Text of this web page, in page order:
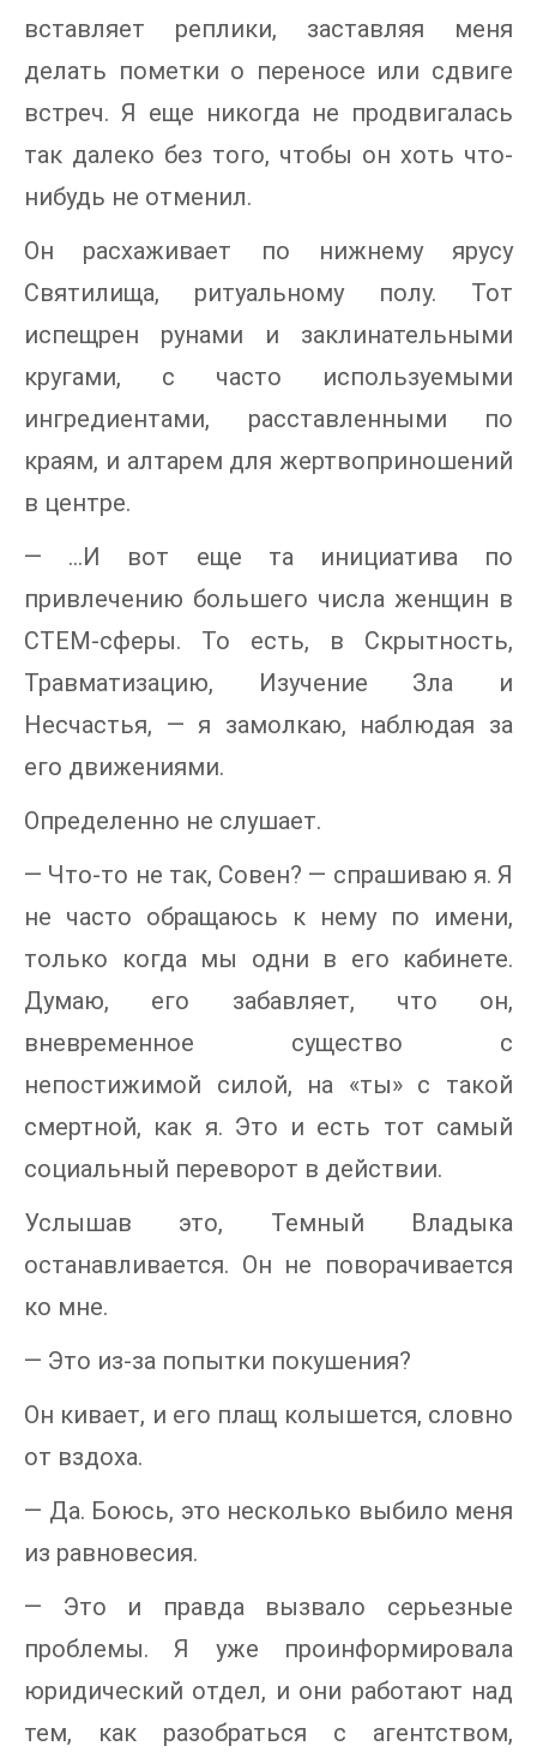
вставляет реплики, заставляя меня
делать пометки о переносе или сдвиге
встреч. Я еще никогда не продвигалась
так далеко без того, чтобы он хоть что-
нибудь не отменил.
Он расхаживает по нижнему ярусу
Святилища, ритуальному полу. Тот
испещрен рунами и заклинательными
кругами, с часто используемыми
ингредиентами, расставленными по
краям, и алтарем для жертвоприношений
в центре.
— …И вот еще та инициатива по
привлечению большего числа женщин в
СТЕМ-сферы. То есть, в Скрытность,
Травматизацию, Изучение Зла и
Несчастья, — я замолкаю, наблюдая за
его движениями.
Определенно не слушает.
— Что-то не так, Совен? — спрашиваю я. Я
не часто обращаюсь к нему по имени,
только когда мы одни в его кабинете.
Думаю, его забавляет, что он,
вневременное существо с
непостижимой силой, на «ты» с такой
смертной, как я. Это и есть тот самый
социальный переворот в действии.
Услышав это, Темный Владыка
останавливается. Он не поворачивается
ко мне.
— Это из-за попытки покушения?
Он кивает, и его плащ колышется, словно
от вздоха.
— Да. Боюсь, это несколько выбило меня
из равновесия.
— Это и правда вызвало серьезные
проблемы. Я уже проинформировала
юридический отдел, и они работают над
тем, как разобраться с агентством,